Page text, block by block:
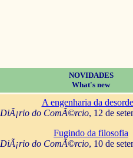
NOVIDADES
What's new
A engenharia da
DiÃ¡rio do ComÃ©rcio, 12 de
Fugindo da filosofia
DiÃ¡rio do ComÃ©rcio, 10 de